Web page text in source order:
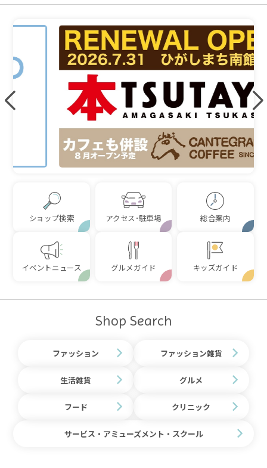
ショップ検索 アクセス･駐車場 総合案内
イベントニュース グルメガイド キッズガイド
Shop Search
ファッション ファッション雑貨
生活雑貨 グルメ
フード クリニック
サービス・アミューズメント・スクール